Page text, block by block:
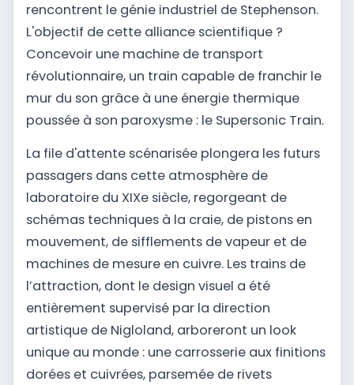
rencontrent le génie industriel de Stephenson.
L'objectif de cette alliance scientifique ?
Concevoir une machine de transport
révolutionnaire, un train capable de franchir le
mur du son grâce à une énergie thermique
poussée à son paroxysme : le Supersonic Train.
La file d'attente scénarisée plongera les futurs
passagers dans cette atmosphère de
laboratoire du XIXe siècle, regorgeant de
schémas techniques à la craie, de pistons en
mouvement, de sifflements de vapeur et de
machines de mesure en cuivre. Les trains de
l’attraction, dont le design visuel a été
entièrement supervisé par la direction
artistique de Nigloland, arboreront un look
unique au monde : une carrosserie aux finitions
dorées et cuivrées, parsemée de rivets